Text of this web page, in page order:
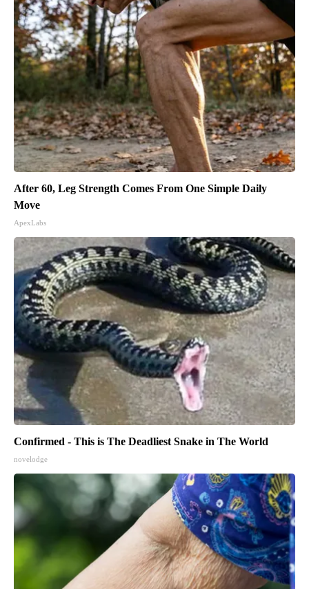
After 60, Leg Strength Comes From One Simple Daily
Move
ApexLabs
Confirmed - This is The Deadliest Snake in The World
novelodge